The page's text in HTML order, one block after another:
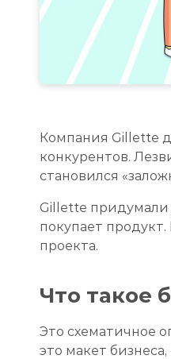
Компания Gillette
конкурентов.
становился
Gillette придумали
покупает
проекта.
Что такое
Это схематичное
это макет